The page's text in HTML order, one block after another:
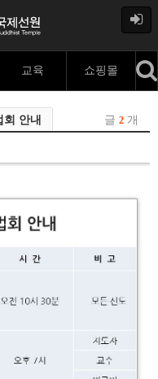
교육 쇼핑몰
글 2 개
회 안내